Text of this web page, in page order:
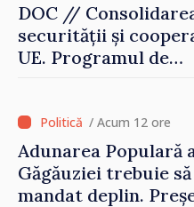
DOC //
securității și
UE. Programul de
perioada 2024–2034,
publicat în
/ Acum 12 ore
Adunarea Populară a
Găgăuziei trebuie
mandat deplin.